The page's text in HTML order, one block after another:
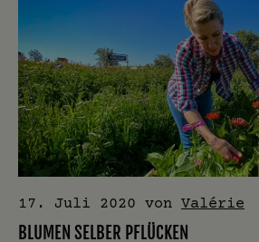
17. Juli 2020 von Valérie
BLUMEN SELBER PFLÜCKEN